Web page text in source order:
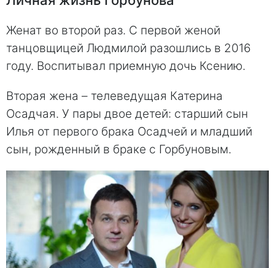
Женат во второй раз. С первой женой
танцовщицей Людмилой разошлись в 2016
году. Воспитывал приемную дочь Ксению.
Вторая жена – телеведущая Катерина
Осадчая. У пары двое детей: старший сын
Илья от первого брака Осадчей и младший
сын, рожденный в браке с Горбуновым.